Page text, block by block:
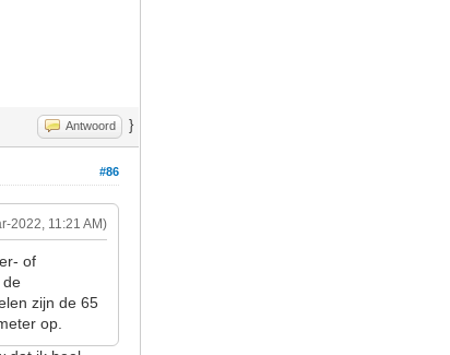
Antwoord }
#86
2022, 11:21 AM)
of
de
zijn de 65
op.